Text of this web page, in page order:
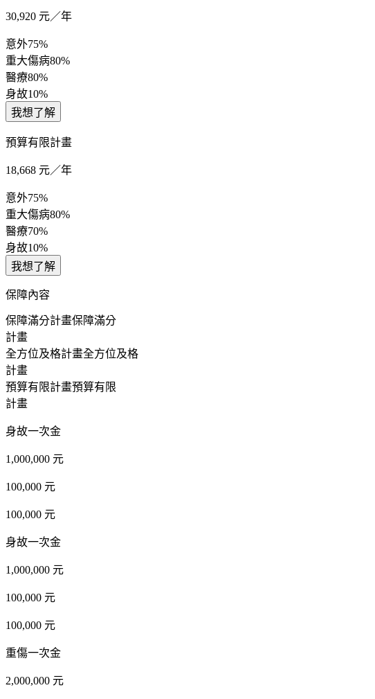
30,920 元／年
意外75%
重大傷病80%
醫療80%
身故10%
我想了解
預算有限計畫
18,668 元／年
意外75%
重大傷病80%
醫療70%
身故10%
我想了解
保障內容
保障滿分計畫保障滿分
計畫
全方位及格計畫全方位及格
計畫
預算有限計畫預算有限
計畫
身故一次金
1,000,000 元
100,000 元
100,000 元
身故一次金
1,000,000 元
100,000 元
100,000 元
重傷一次金
2,000,000 元